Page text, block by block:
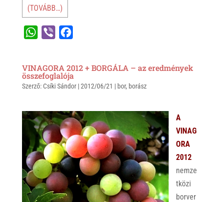
(TOVÁBB…)
t
s
p
p
e
r
e
b
o
k
VINAGORA 2012 + BORGÁLA – az eredmények
összefoglalója
Szerző: Csíki Sándor|2012/06/21 | bor, borász
A
VINAG
ORA
2012
nemze
tközi
borver